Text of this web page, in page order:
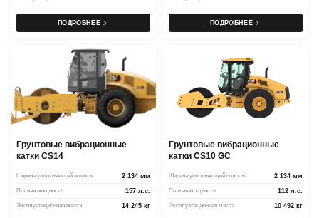
ПОДРОБНЕЕ ПОДРОБНЕЕ
Грунтовые вибрационные
катки CS14
Ширина уплотняющей полосы 2 134 мм
Полная мощность 157 л.с.
Эксплуатационная масса 14 245 кг
Грунтовые вибрационные
катки CS10 GC
Ширина уплотняющей полосы 2 134 мм
Полная мощность 112 л.с.
Эксплуатационная масса 10 492 кг